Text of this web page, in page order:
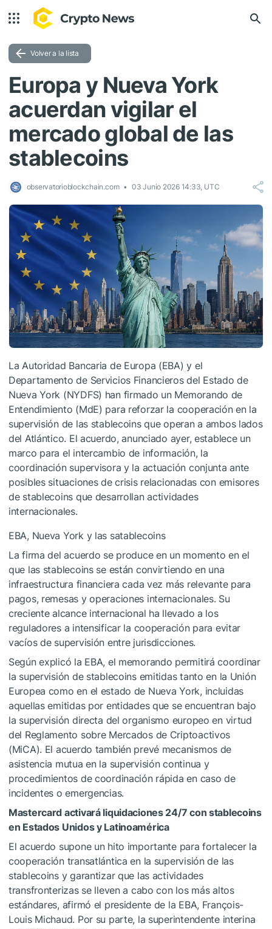
Volver a la lista
Europa y Nueva York
acuerdan vigilar el
mercado global de las
stablecoins
observatorioblockchain.com 03 Junio 2026 14:33, UTC
La Autoridad Bancaria de Europa (EBA) y el
Departamento de Servicios Financieros del Estado de
Nueva York (NYDFS) han firmado un Memorando de
Entendimiento (MdE) para reforzar la cooperación en la
supervisión de las stablecoins que operan a ambos lados
del Atlántico. El acuerdo, anunciado ayer, establece un
marco para el intercambio de información, la
coordinación supervisora y la actuación conjunta ante
posibles situaciones de crisis relacionadas con emisores
de stablecoins que desarrollan actividades
internacionales.
EBA, Nueva York y las satablecoins
La firma del acuerdo se produce en un momento en el
que las stablecoins se están convirtiendo en una
infraestructura financiera cada vez más relevante para
pagos, remesas y operaciones internacionales. Su
creciente alcance internacional ha llevado a los
reguladores a intensificar la cooperación para evitar
vacíos de supervisión entre jurisdicciones.
Según explicó la EBA, el memorando permitirá coordinar
la supervisión de stablecoins emitidas tanto en la Unión
Europea como en el estado de Nueva York, incluidas
aquellas emitidas por entidades que se encuentran bajo
la supervisión directa del organismo europeo en virtud
del Reglamento sobre Mercados de Criptoactivos
(MiCA). El acuerdo también prevé mecanismos de
asistencia mutua en la supervisión continua y
procedimientos de coordinación rápida en caso de
incidentes o emergencias.
Mastercard activará liquidaciones 24/7 con stablecoins
en Estados Unidos y Latinoamérica
El acuerdo supone un hito importante para fortalecer la
cooperación transatlántica en la supervisión de las
stablecoins y garantizar que las actividades
transfronterizas se lleven a cabo con los más altos
estándares, afirmó el presidente de la EBA, François-
Louis Michaud. Por su parte, la superintendente interina